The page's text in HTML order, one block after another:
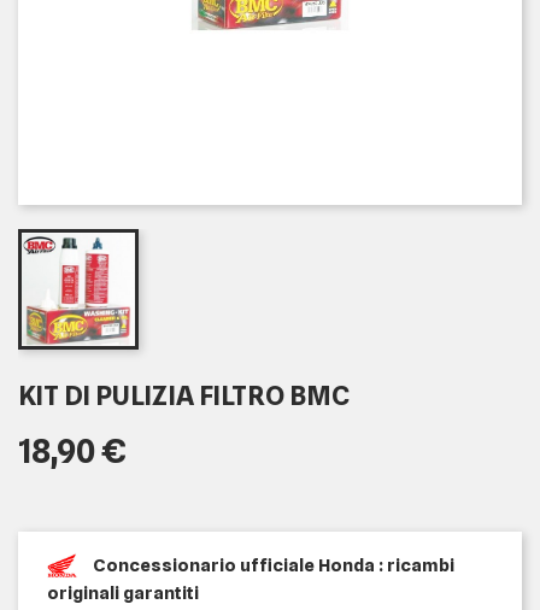
KIT DI PULIZIA FILTRO BMC
18,90 €
Concessionario ufficiale Honda : ricambi
originali garantiti